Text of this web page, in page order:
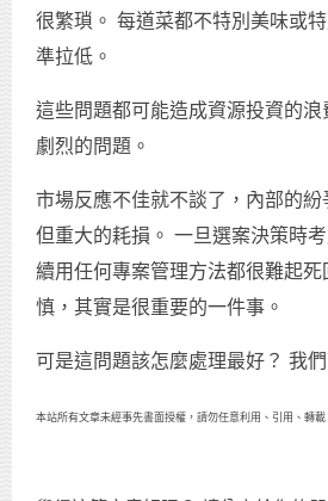
很繁瑣。 每道菜都不特別美味或
準拉低。
這些問題都可能造成資源投資的
劇烈的問題。
市場反應不佳就不談了，內部的
但重大的耗損。 一旦選案決策時
續用任何專案管理方法都很難起
慎，其實是很重要的一件事。
可是這問題該怎麼處理最好？ 我
本站所有文章未經事先書面授權，請勿任意利用、引用、轉載